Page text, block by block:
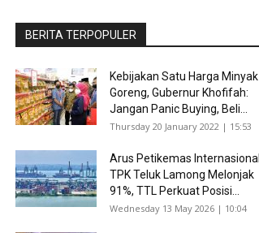
BERITA TERPOPULER
Kebijakan Satu Harga Minyak
Goreng, Gubernur Khofifah:
Jangan Panic Buying, Beli...
Thursday 20 January 2022 | 15:53
Arus Petikemas Internasional
TPK Teluk Lamong Melonjak
91%, TTL Perkuat Posisi...
Wednesday 13 May 2026 | 10:04